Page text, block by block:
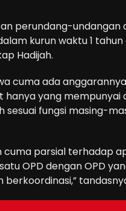
perundang-undangan
kurun waktu 1 tahun
Hadijah.
cuma ada
yang mempunyai
sesuai fungsi masing-
cuma parsial terhadap
OPD dengan OPD